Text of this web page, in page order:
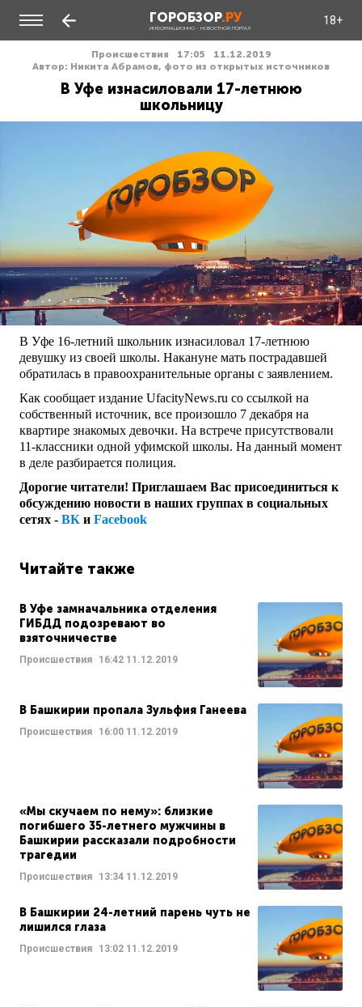
ГОРОБЗОР.РУ
ИНФОРМАЦИОННО - НОВОСТНОЙ ПОРТАЛ
18+
Происшествия 17:05
11.12.2019
Автор: Никита Абрамов, фото из открытых источников
В Уфе изнасиловали 17-летнюю
школьницу
В Уфе 16-летний школьник изнасиловал 17-летнюю
девушку из своей школы. Накануне мать пострадавшей
обратилась в правоохранительные органы с заявлением.
Как сообщает издание UfacityNews.ru со ссылкой на
собственный источник, все произошло 7 декабря на
квартире знакомых девочки. На встрече присутствовали
11-классники одной уфимской школы. На данный момент
в деле разбирается полиция.
Дорогие читатели! Приглашаем Вас присоединиться к
обсуждению новости в наших группах в социальных
сетях - ВК и Facebook
Читайте также
В Уфе замначальника отделения
ГИБДД подозревают во
взяточничестве
Происшествия 16:42 11.12.2019
В Башкирии пропала Зульфия Ганеева
Происшествия 16:00 11.12.2019
«Мы скучаем по нему»: близкие
погибшего 35-летнего мужчины в
Башкирии рассказали подробности
трагедии
Происшествия 13:34 11.12.2019
В Башкирии 24-летний парень чуть не
лишился глаза
Происшествия 13:02 11.12.2019